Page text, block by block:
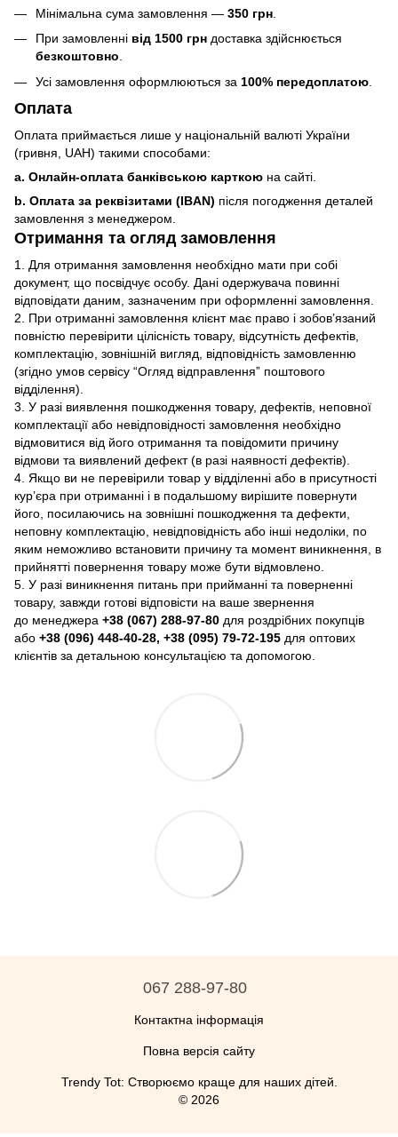
Мінімальна сума замовлення — 350 грн
При замовленні від 1500 грн доставка здійснюється
безкоштовно.
Усі замовлення оформлюються за 100% передоплатою
Оплата
Оплата приймається лише у національній валюті України
(гривня, UAH) такими способами:
a. Онлайн-оплата банківською карткою на сайті.
b. Оплата за реквізитами (IBAN) після погодження деталей
замовлення з менеджером.
Отримання та огляд замовлення
1. Для отримання замовлення необхідно мати при собі
документ, що посвідчує особу. Дані одержувача повинні
відповідати даним, зазначеним при оформленні замовлення.
2. При отриманні замовлення клієнт має право і зобов’язаний
повністю перевірити цілісність товару, відсутність дефектів,
комплектацію, зовнішній вигляд, відповідність замовленню
(згідно умов сервісу “Огляд відправлення” поштового
відділення).
3. У разі виявлення пошкодження товару, дефектів, неповної
комплектації або невідповідності замовлення необхідно
відмовитися від його отримання та повідомити причину
відмови та виявлений дефект (в разі наявності дефектів).
4. Якщо ви не перевірили товар у відділенні або в присутності
кур’єра при отриманні і в подальшому вирішите повернути
його, посилаючись на зовнішні пошкодження та дефекти,
неповну комплектацію, невідповідність або інші недоліки, по
яким неможливо встановити причину та момент виникнення, в
прийнятті повернення товару може бути відмовлено.
5. У разі виникнення питань при прийманні та поверненні
товару, завжди готові відповісти на ваше звернення
до менеджера +38 (067) 288-97-80 для роздрібних покупців
або +38 (096) 448-40-28, +38 (095) 79-72-195 для оптових
клієнтів за детальною консультацією та допомогою.
067 288-97-80
Контактна інформація
Повна версія сайту
Trendy Tot: Створюємо краще для наших дітей.
© 2026